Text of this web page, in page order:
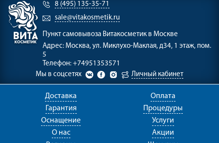
8 (495) 135-35-71
sale@vitakosmetik.ru
Пункт самовывоза Витакосметик в Москве
Адрес: Москва, ул. Миклухо-Маклая, д34, 1 этаж, пом.
5
Телефон: +74951353571
Мы в соцсетях
Личный кабинет
Доставка
Оплата
Гарантия
Процедуры
Оснащение
Услуги
О нас
Акции